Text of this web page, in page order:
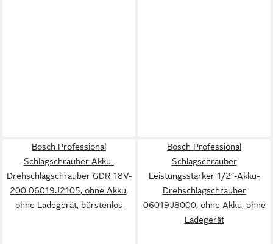
Bosch Professional
Schlagschrauber Akku-
Drehschlagschrauber GDR 18V-
200 06019J2105, ohne Akku,
ohne Ladegerät, bürstenlos
Bosch Professional
Schlagschrauber
Leistungsstarker 1/2″-Akku-
Drehschlagschrauber
06019J8000, ohne Akku, ohne
Ladegerät